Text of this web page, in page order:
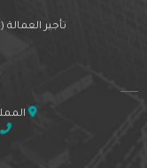
تأجير العمالة